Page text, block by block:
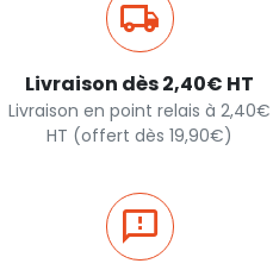
Livraison dès 2,40€ HT
Livraison en point relais à 2,40€
HT (offert dès 19,90€)